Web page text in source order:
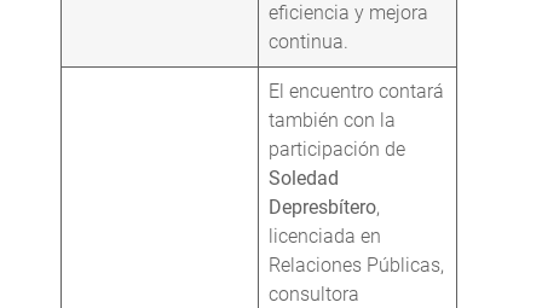
eficiencia y mejora
continua.
El encuentro contará
también con la
participación de
Soledad
Depresbítero,
licenciada en
Relaciones Públicas,
consultora